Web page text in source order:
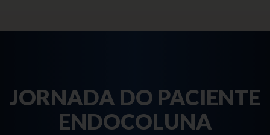
JORNADA DO PACIENTE
ENDOCOLUNA